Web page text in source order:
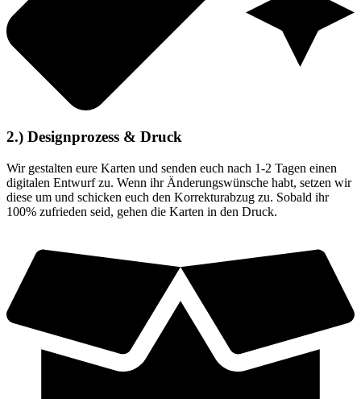
2.) Designprozess & Druck
Wir gestalten eure Karten und senden euch nach 1-2 Tagen einen
digitalen Entwurf zu. Wenn ihr Änderungswünsche habt, setzen wir
diese um und schicken euch den Korrekturabzug zu. Sobald ihr
100% zufrieden seid, gehen die Karten in den Druck.